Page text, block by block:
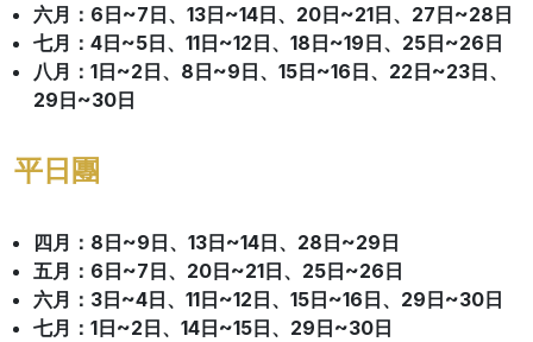
六月：6日~7日、13日~14日、20日~21日、27日~28日
七月：4日~5日、11日~12日、18日~19日、25日~26日
八月：1日~2日、8日~9日、15日~16日、22日~23日、
29日~30日
平日團
四月：8日~9日、13日~14日、28日~29日
五月：6日~7日、20日~21日、25日~26日
六月：3日~4日、11日~12日、15日~16日、29日~30日
七月：1日~2日、14日~15日、29日~30日